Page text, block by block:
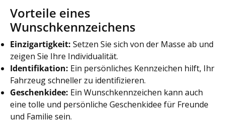
Vorteile eines
Wunschkennzeichens
Einzigartigkeit: Setzen Sie sich von der Masse ab und
zeigen Sie Ihre Individualität.
Identifikation: Ein persönliches Kennzeichen hilft, Ihr
Fahrzeug schneller zu identifizieren.
Geschenkidee: Ein Wunschkennzeichen kann auch
eine tolle und persönliche Geschenkidee für Freunde
und Familie sein.